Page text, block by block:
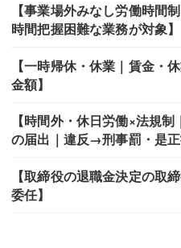
【事業場外みなし労働時間
時間把握困難な業務が対象】
【一時帰休・休業｜賃金・
金額】
【時間外・休日労働×法規
の届出｜違反→刑事罰・是正
【取締役の退職金決定の取
委任】